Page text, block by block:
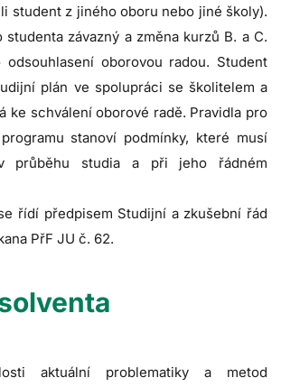
student z jiného oboru nebo jiné školy).
závazný a změna kurzů B. a C.
oborovou radou. Student
plán ve spolupráci se školitelem a
ke schválení oborové radě. Pravidla pro
stanoví podmínky, které musí
průběhu studia a při jeho řádném
řídí předpisem Studijní a zkušební řád
PřF JU č. 62.
aktuální problematiky a metod